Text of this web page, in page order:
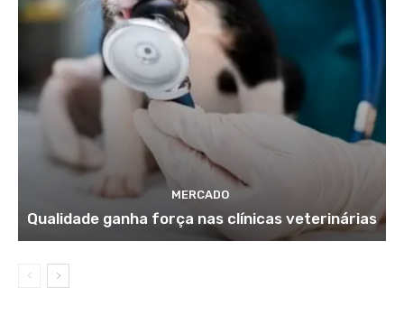
MERCADO
Qualidade ganha força nas clínicas veterinárias